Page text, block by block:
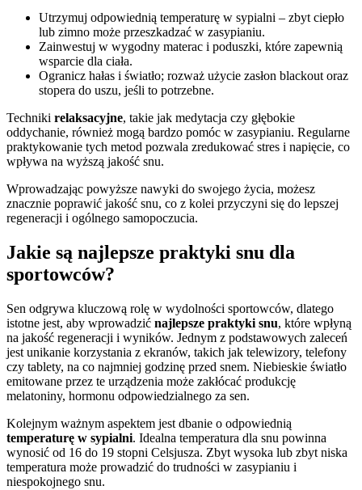
Utrzymuj odpowiednią temperaturę w sypialni – zbyt ciepło
lub zimno może przeszkadzać w zasypianiu.
Zainwestuj w wygodny materac i poduszki, które zapewnią
wsparcie dla ciała.
Ogranicz hałas i światło; rozważ użycie zasłon blackout oraz
stopera do uszu, jeśli to potrzebne.
Techniki relaksacyjne, takie jak medytacja czy głębokie
oddychanie, również mogą bardzo pomóc w zasypianiu. Regularne
praktykowanie tych metod pozwala zredukować stres i napięcie, co
wpływa na wyższą jakość snu.
Wprowadzając powyższe nawyki do swojego życia, możesz
znacznie poprawić jakość snu, co z kolei przyczyni się do lepszej
regeneracji i ogólnego samopoczucia.
Jakie są najlepsze praktyki snu dla
sportowców?
Sen odgrywa kluczową rolę w wydolności sportowców, dlatego
istotne jest, aby wprowadzić najlepsze praktyki snu, które wpłyną
na jakość regeneracji i wyników. Jednym z podstawowych zaleceń
jest unikanie korzystania z ekranów, takich jak telewizory, telefony
czy tablety, na co najmniej godzinę przed snem. Niebieskie światło
emitowane przez te urządzenia może zakłócać produkcję
melatoniny, hormonu odpowiedzialnego za sen.
Kolejnym ważnym aspektem jest dbanie o odpowiednią
temperaturę w sypialni. Idealna temperatura dla snu powinna
wynosić od 16 do 19 stopni Celsjusza. Zbyt wysoka lub zbyt niska
temperatura może prowadzić do trudności w zasypianiu i
niespokojnego snu.